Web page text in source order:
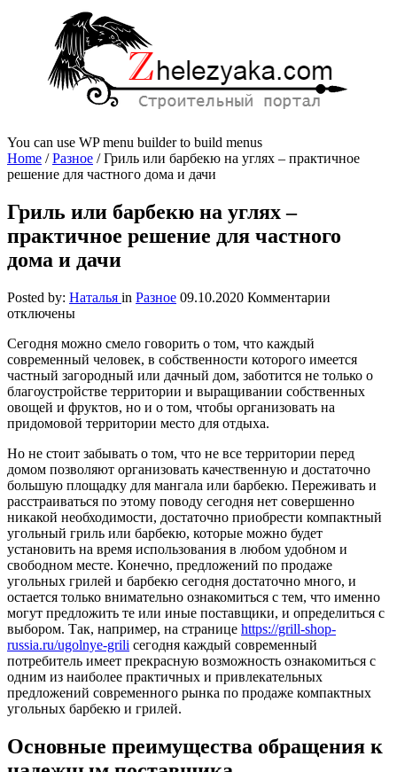
You can use WP menu builder to build menus
Home /Разное /Гриль или барбекю на углях – практичное
решение для частного дома и дачи
Гриль или барбекю на углях –
практичное решение для частного
дома и дачи
Posted by: Наталья in Разное 09.10.2020 Комментарии
барбекю
на
углях
–
для
частного
дома
и
дачи
отключены
Сегодня можно смело говорить о том, что каждый
современный человек, в собственности которого имеется
частный загородный или дачный дом, заботится не только о
благоустройстве территории и выращивании собственных
овощей и фруктов, но и о том, чтобы организовать на
придомовой территории место для отдыха.
Но не стоит забывать о том, что не все территории перед
домом позволяют организовать качественную и достаточно
большую площадку для мангала или барбекю. Переживать и
расстраиваться по этому поводу сегодня нет совершенно
никакой необходимости, достаточно приобрести компактный
угольный гриль или барбекю, которые можно будет
установить на время использования в любом удобном и
свободном месте. Конечно, предложений по продаже
угольных грилей и барбекю сегодня достаточно много, и
остается только внимательно ознакомиться с тем, что именно
могут предложить те или иные поставщики, и определиться с
выбором. Так, например, на странице https://grill-shop-
russia.ru/ugolnye-grili сегодня каждый современный
потребитель имеет прекрасную возможность ознакомиться с
одним из наиболее практичных и привлекательных
предложений современного рынка по продаже компактных
угольных барбекю и грилей.
Основные преимущества обращения к